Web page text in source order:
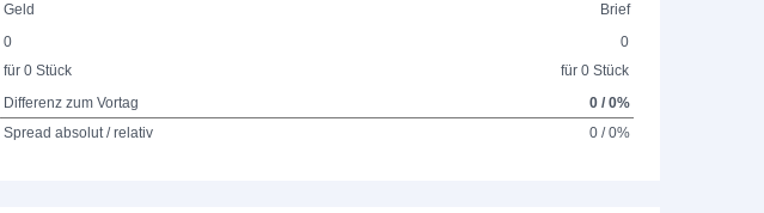
Geld
Brief
0
für 0 Stück
0
für 0 Stück
Differenz zum Vortag
0 / 0%
Spread absolut / relativ
0 / 0%